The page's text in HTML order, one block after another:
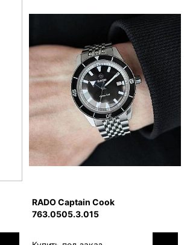
RADO Captain Cook
763.0505.3.015